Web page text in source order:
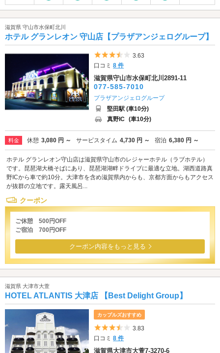
滋賀県 守山市水保町北川
ホテル グランレオン 守山店【プラザアンジェログループ】
5つ星のうち3.5
3.63
口コミ8 件
滋賀県守山市水保町北川2891-11
077-585-7010
プラザアンジェログループ
堅田駅 (車10分)
真野IC (車10分)
料金 休憩 3,080 円 ～ サービスタイム 4,730 円 ～ 宿泊 6,380 円 ～
ホテル グランレオン守山店は滋賀県守山市のレジャーホテル（ラブホテル）
です。琵琶湖大橋そばにあり、琵琶湖湖畔ドライブに最適な立地。湖西道路真
野ICから車で約10分。大津市を含め滋賀県内からも、京都方面からもアクセス
が抜群の立地です。露天風呂...
クーポン
ご休憩 500円OFF
ご宿泊 700円OFF
クーポン内容をもっと見る
滋賀県 大津市大萱
HOTEL ATLANTIS 大津店 【Best Delight Group】
カップルズおすすめ
5つ星のうち3.5
3.83
口コミ8 件
滋賀県大津市大萱7-3270-6